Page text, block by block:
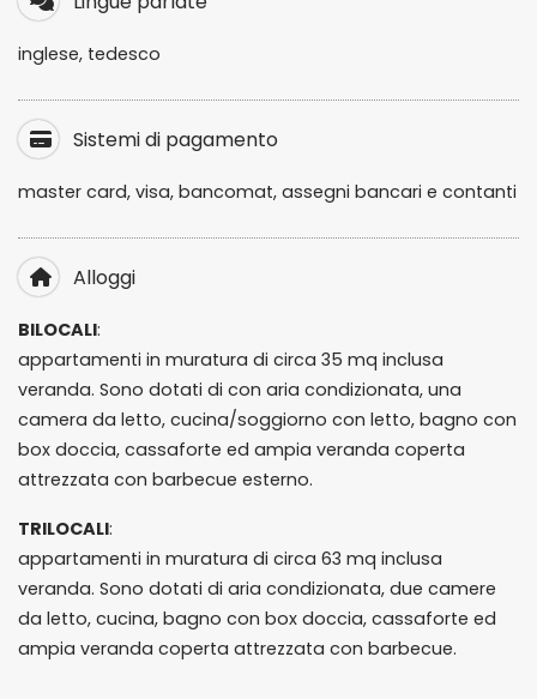
inglese, tedesco
Sistemi di pagamento
master card, visa, bancomat, assegni bancari e contanti
Alloggi
BILOCALI:
appartamenti in muratura di circa 35 mq inclusa
veranda. Sono dotati di con aria condizionata, una
camera da letto, cucina/soggiorno con letto, bagno con
box doccia, cassaforte ed ampia veranda coperta
attrezzata con barbecue esterno.
TRILOCALI:
appartamenti in muratura di circa 63 mq inclusa
veranda. Sono dotati di aria condizionata, due camere
da letto, cucina, bagno con box doccia, cassaforte ed
ampia veranda coperta attrezzata con barbecue.